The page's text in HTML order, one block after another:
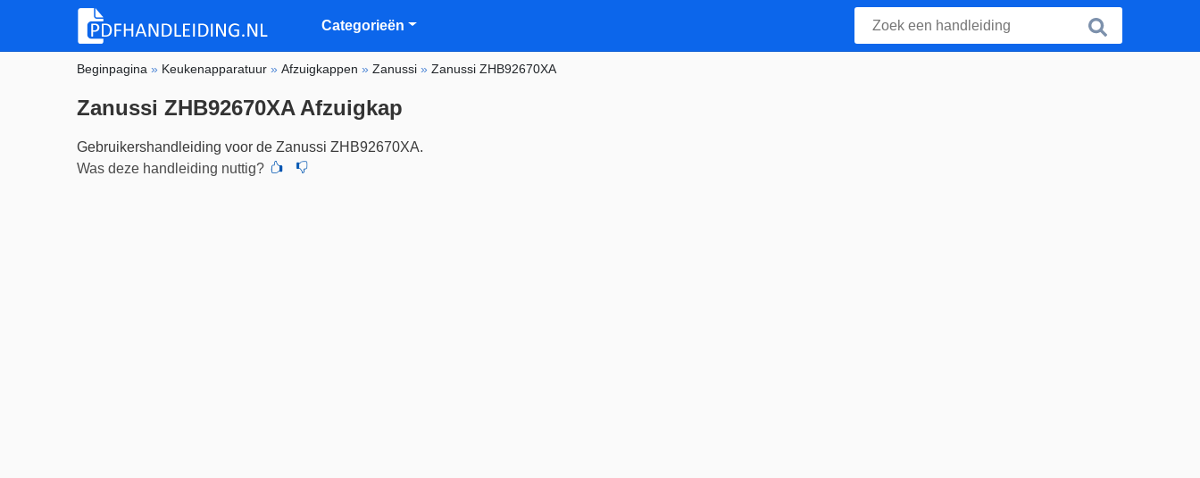
Categorieën
Beginpagina » Keukenapparatuur »Afzuigkappen »Zanussi »Zanussi ZHB92670XA
Zanussi ZHB92670XA Afzuigkap
Gebruikershandleiding voor de Zanussi ZHB92670XA.
Was deze handleiding nuttig?